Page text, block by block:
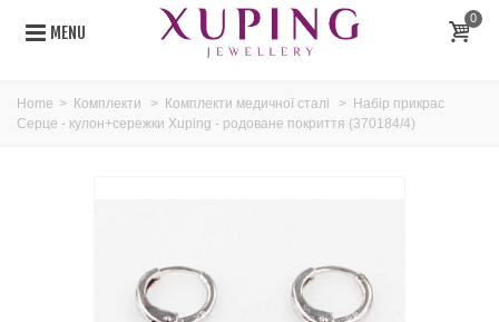
MENU
0
Home > Комплекти > Комплекти медичної сталі > Набір прикрас
Серце - кулон+сережки Xuping - родоване покриття (370184/4)